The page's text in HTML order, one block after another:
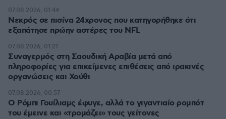
Νεκρός σε πισίνα 24χρονος που κατηγορήθηκε ότι
εξαπάτησε πρώην αστέρες του NFL
07.08.2026, 01:44
Συναγερμός στη Σαουδική Αραβία μετά από
πληροφορίες για επικείμενες επιθέσεις από ιρακινές
οργανώσεις και Χούθι
07.08.2026, 01:21
Ο Ρόμπι Γουίλιαμς έφυγε, αλλά το γιγαντιαίο ρομπότ
του έμεινε και «τρομάζει» τους γείτονες
07.08.2026, 00:57